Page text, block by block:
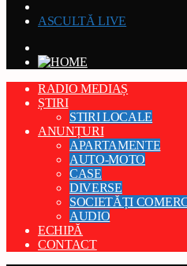
ASCULTĂ LIVE
RADIO MEDIAȘ
ȘTIRI
STIRI LOCALE
ANUNȚURI
APARTAMENTE
AUTO-MOTO
CASE
DIVERSE
SOCIETĂȚI
AUDIO
ECHIPĂ
CONTACT